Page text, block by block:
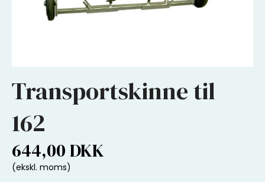
Transportskinne til
162
644,00 DKK
(ekskl. moms)